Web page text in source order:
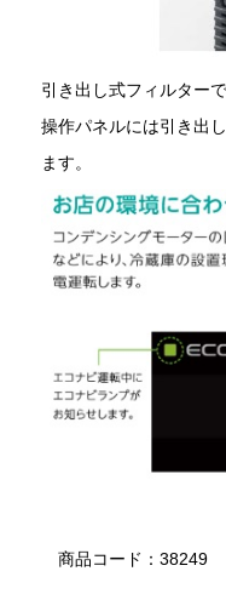
引き出し式フィルター
操作パネルには引き出
ます。
商品コード：38249